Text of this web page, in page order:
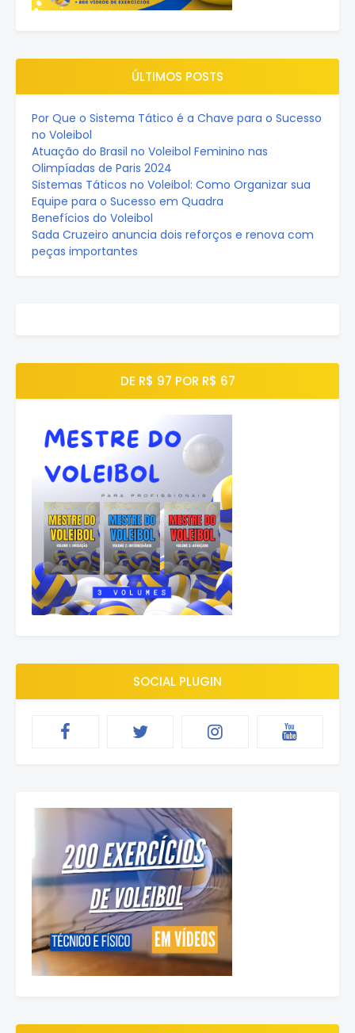
ÚLTIMOS POSTS
Por Que o Sistema Tático é a Chave para o Sucesso
no Voleibol
Atuação do Brasil no Voleibol Feminino nas
Olimpíadas de Paris 2024
Sistemas Táticos no Voleibol: Como Organizar sua
Equipe para o Sucesso em Quadra
Benefícios do Voleibol
Sada Cruzeiro anuncia dois reforços e renova com
peças importantes
DE R$ 97 POR R$ 67
SOCIAL PLUGIN